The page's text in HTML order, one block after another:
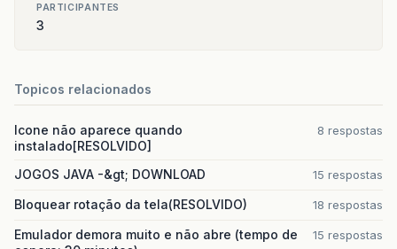
PARTICIPANTES
3
Topicos relacionados
Icone não aparece quando
instalado[RESOLVIDO]
8 respostas
JOGOS JAVA -&gt; DOWNLOAD 15 respostas
Bloquear rotação da tela(RESOLVIDO) 18 respostas
Emulador demora muito e não abre (tempo de
15 respostas